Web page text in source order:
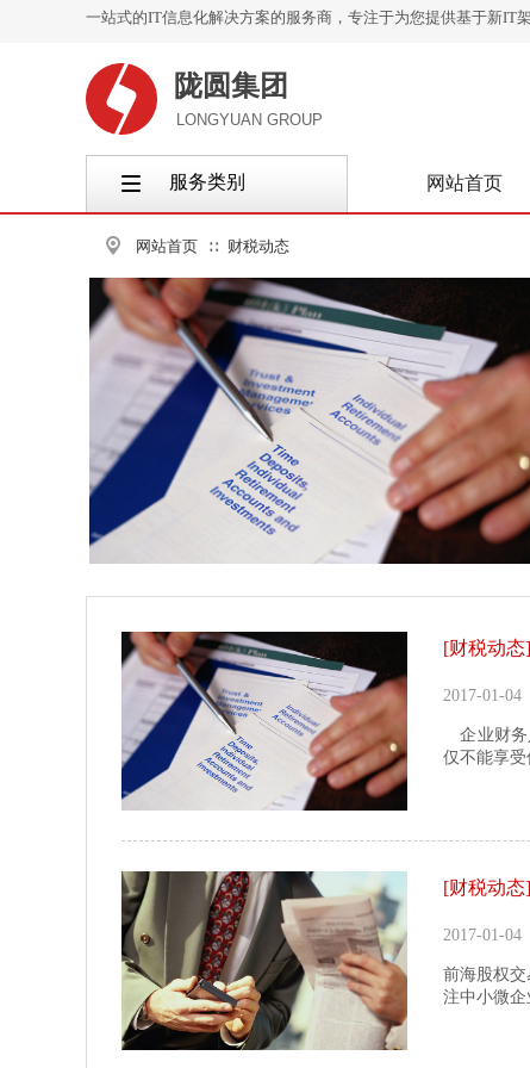
一站式的IT信息化解决方案的服务商，专注于为您提供基于新IT
LONGYUAN GROUP
陇圆集团
服务类别
按钮文本 网站首页
网站首页 ∷ 财税动态
[财税动态]
2017-01-04
企业财务
仅不能享受
[财税动态]
2017-01-04
前海股权
注中小微